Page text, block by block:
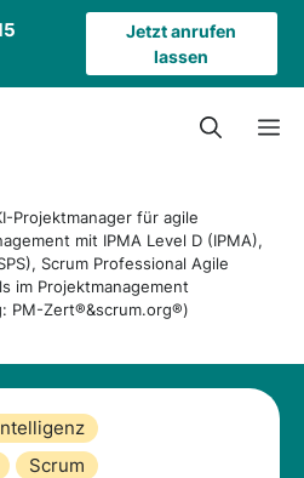
Jetzt anrufen
lassen
Projektmanager für agile
mit IPMA Level D (IPMA),
Scrum Professional Agile
im Projektmanagement
PM-Zert®&scrum.org®)
Scrum